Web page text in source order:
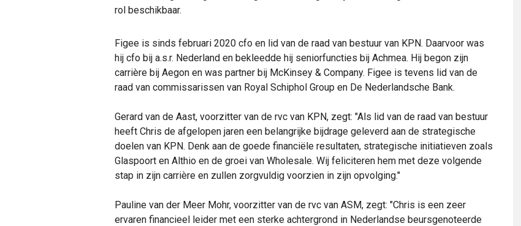
rol beschikbaar.
Figee is sinds februari 2020 cfo en lid van de raad van bestuur van KPN. Daarvoor was
hij cfo bij a.s.r. Nederland en bekleedde hij seniorfuncties bij Achmea. Hij begon zijn
carrière bij Aegon en was partner bij McKinsey & Company. Figee is tevens lid van de
raad van commissarissen van Royal Schiphol Group en De Nederlandsche Bank.
Gerard van de Aast, voorzitter van de rvc van KPN, zegt: "Als lid van de raad van bestuur
heeft Chris de afgelopen jaren een belangrijke bijdrage geleverd aan de strategische
doelen van KPN. Denk aan de goede financiële resultaten, strategische initiatieven zoals
Glaspoort en Althio en de groei van Wholesale. Wij feliciteren hem met deze volgende
stap in zijn carrière en zullen zorgvuldig voorzien in zijn opvolging."
Pauline van der Meer Mohr, voorzitter van de rvc van ASM, zegt: "Chris is een zeer
ervaren financieel leider met een sterke achtergrond in Nederlandse beursgenoteerde